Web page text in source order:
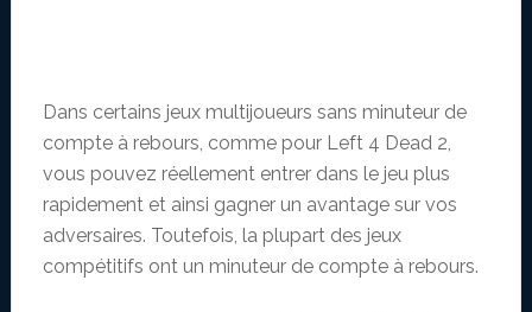
Dans certains jeux multijoueurs sans minuteur de
compte à rebours, comme pour Left 4 Dead 2,
vous pouvez réellement entrer dans le jeu plus
rapidement et ainsi gagner un avantage sur vos
adversaires. Toutefois, la plupart des jeux
compétitifs ont un minuteur de compte à rebours.